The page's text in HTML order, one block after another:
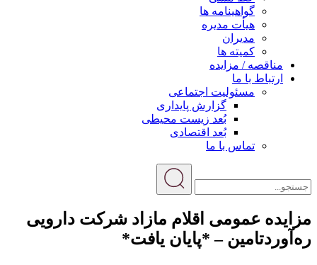
گواهینامه ها
هیأت مدیره
مدیران
کمیته ها
مناقصه / مزایده
ارتباط با ما
مسئولیت اجتماعی
گزارش پایداری
بُعد زیست محیطی
بُعد اقتصادی
تماس با ما
مزایده عمومی اقلام مازاد شرکت دارویی
ره‌آوردتامین – *پایان یافت*